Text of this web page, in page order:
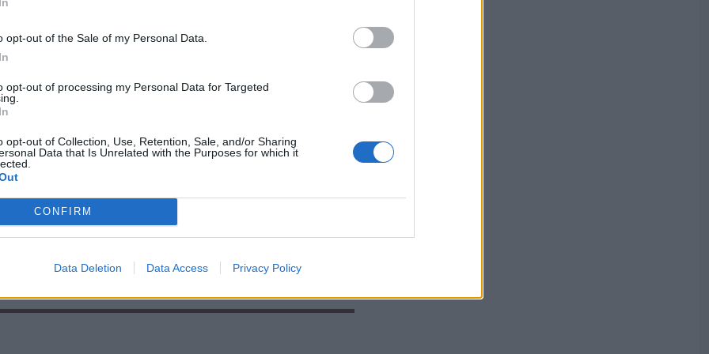
opt-out of the Sale of my Personal Data.
opt-out of processing my Personal Data for Targeted
opt-out of Collection, Use, Retention, Sale, and/or Sharing
Data that Is Unrelated with the Purposes for which it
CONFIRM
Data Deletion Data Access Privacy Policy
szebb legyen, és ne tűnjön kopottnak. A
illetve be is fedik azt. A felújítást